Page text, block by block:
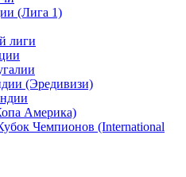
(Лига 1)
лиги
(Эредивизи)
Америка)
Чемпионов (International